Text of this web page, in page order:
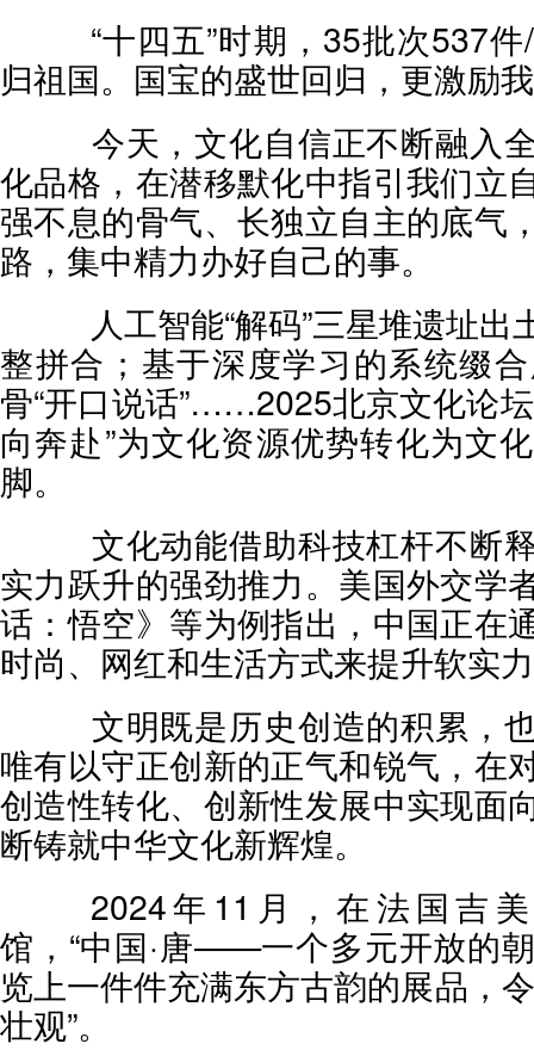
“十四五”时期，35批次537件
归祖国。国宝的盛世回归，更激励
今天，文化自信正不断融入
化品格，在潜移默化中指引我们立
强不息的骨气、长独立自主的底气
路，集中精力办好自己的事。
人工智能“解码”三星堆遗址出
整拼合；基于深度学习的系统缀
骨“开口说话”……2025北京文化论
向奔赴”为文化资源优势转化为文
脚。
文化动能借助科技杠杆不断
实力跃升的强劲推力。美国外交学
话：悟空》等为例指出，中国正在
时尚、网红和生活方式来提升软实
文明既是历史创造的积累，
唯有以守正创新的正气和锐气，在
创造性转化、创新性发展中实现面
断铸就中华文化新辉煌。
2024年11月，在法国吉美
馆，“中国·唐——一个多元开放的
览上一件件充满东方古韵的展品，
壮观”。